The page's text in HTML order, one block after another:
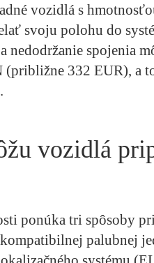
vozidlá s
svoju polohu do
nedodržanie spojenia
332 EUR), a
vozidlá
ponúka tri spôsoby
palubnej